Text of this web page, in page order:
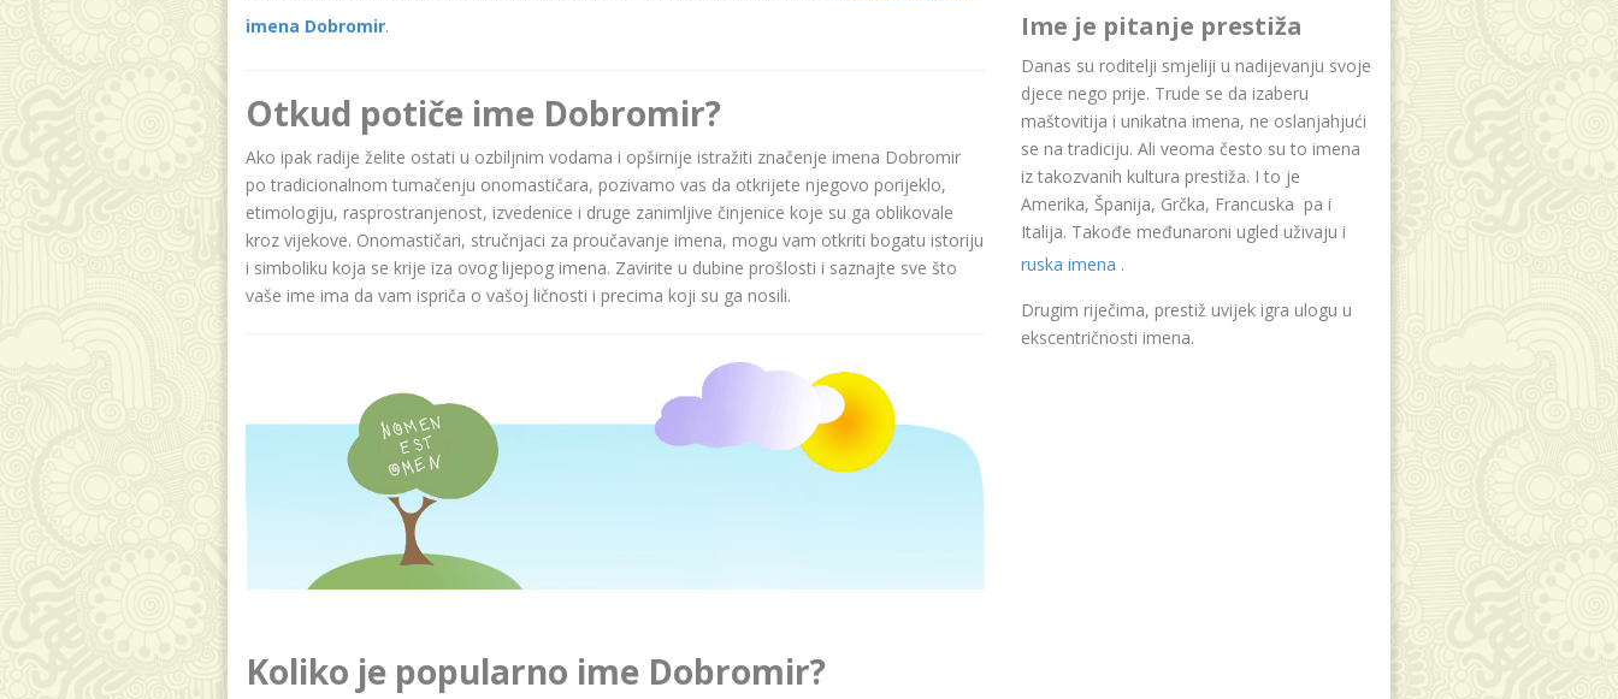
imena Dobromir.
Otkud potiče ime Dobromir?
Ako ipak radije želite ostati u ozbiljnim vodama i opširnije istražiti značenje imena Dobromir
po tradicionalnom tumačenju onomastičara, pozivamo vas da otkrijete njegovo porijeklo,
etimologiju, rasprostranjenost, izvedenice i druge zanimljive činjenice koje su ga oblikovale
kroz vijekove. Onomastičari, stručnjaci za proučavanje imena, mogu vam otkriti bogatu istoriju
i simboliku koja se krije iza ovog lijepog imena. Zavirite u dubine prošlosti i saznajte sve što
vaše ime ima da vam ispriča o vašoj ličnosti i precima koji su ga nosili.
Koliko je popularno ime Dobromir?
Ime je pitanje prestiža
Danas su roditelji smjeliji u nadijevanju svoje
djece nego prije. Trude se da izaberu
maštovitija i unikatna imena, ne oslanjahjući
se na tradiciju. Ali veoma često su to imena
iz takozvanih kultura prestiža. I to je
Amerika, Španija, Grčka, Francuska pa i
Italija. Takođe međunaroni ugled uživaju i
ruska imena .
Drugim riječima, prestiž uvijek igra ulogu u
ekscentričnosti imena.